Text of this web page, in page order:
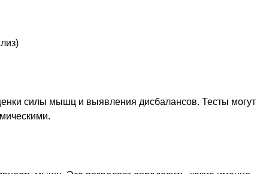
силы мышц и выявления дисбалансов. Тесты могут